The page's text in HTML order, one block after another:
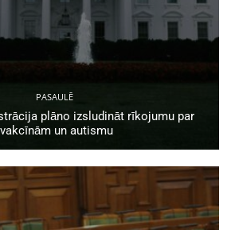
PASAULĒ
plāno izsludināt rīkojumu par
vakcīnām un autismu